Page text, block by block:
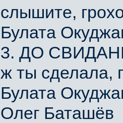
слышите,
Булата
3. ДО
ж ты сделала,
Булата
Олег Баташёв